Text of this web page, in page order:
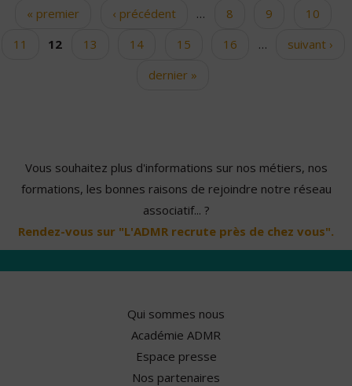
Pages« premier ‹ précédent … 8 9
10
11
12 13 14 15 16 …
suivant ›
dernier »
Vous souhaitez plus d'informations sur nos métiers, nos
formations, les bonnes raisons de rejoindre notre réseau
associatif... ?
Rendez-vous sur "L'ADMR recrute près de chez vous".
Qui sommes nous
Académie ADMR
Espace presse
Nos partenaires